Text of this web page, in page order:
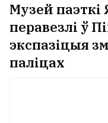
Музей паэткі
перавезлі ў
экспазіцыя
паліцах